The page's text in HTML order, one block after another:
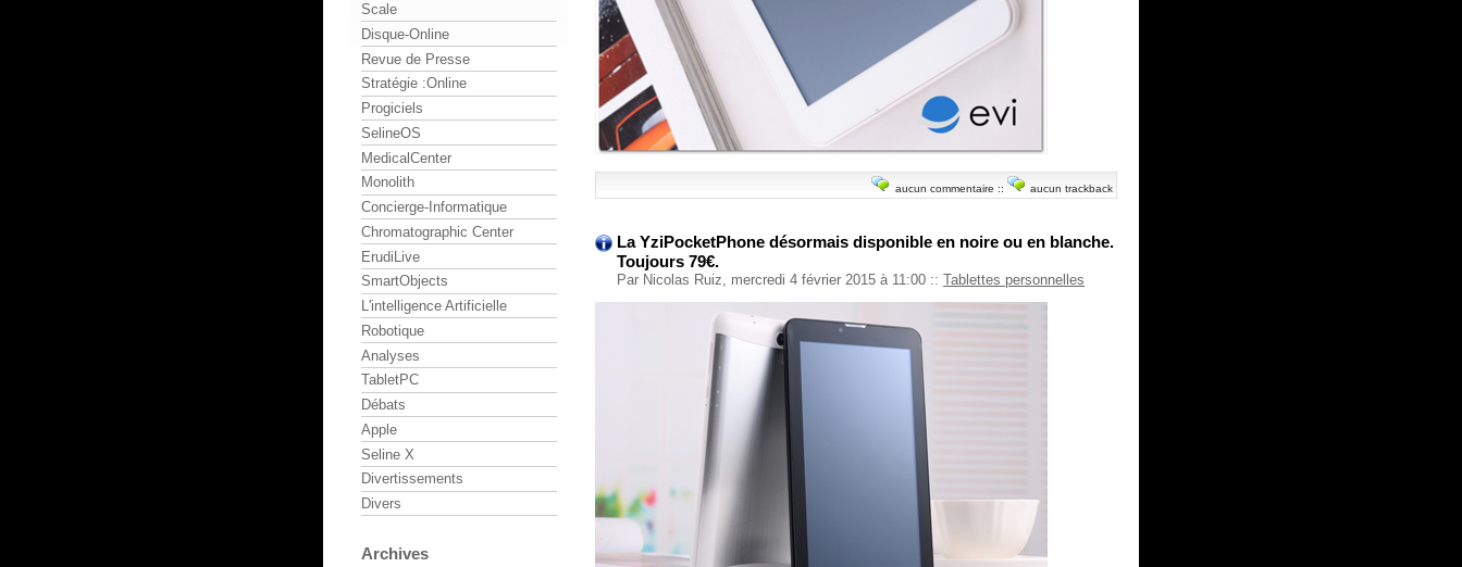
aucun commentaire :: aucun trackback
La YziPocketPhone désormais disponible en noire ou en blanche.
Toujours 79€.
Par Nicolas Ruiz, mercredi 4 février 2015 à 11:00 :: Tablettes personnelles
Scale
Disque-Online
Revue de Presse
Stratégie :Online
Progiciels
SelineOS
MedicalCenter
Monolith
Concierge-Informatique
Chromatographic Center
ErudiLive
SmartObjects
L'intelligence Artificielle
Robotique
Analyses
TabletPC
Débats
Apple
Seline X
Divertissements
Divers
Archives